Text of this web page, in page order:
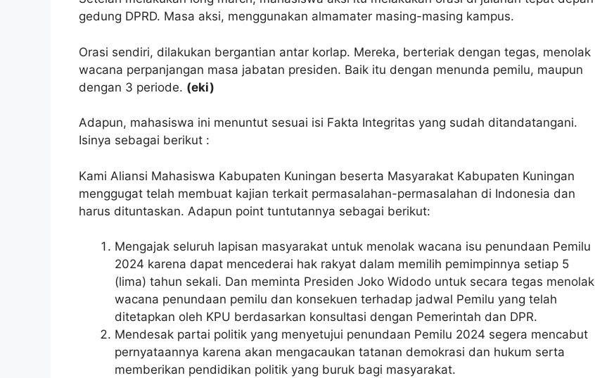
gedung DPRD. Masa aksi, menggunakan almamater masing-masing kampus.
Orasi sendiri, dilakukan bergantian antar korlap. Mereka, berteriak dengan tegas, menolak
wacana perpanjangan masa jabatan presiden. Baik itu dengan menunda pemilu, maupun
dengan 3 periode. (eki)
Adapun, mahasiswa ini menuntut sesuai isi Fakta Integritas yang sudah ditandatangani.
Isinya sebagai berikut :
Kami Aliansi Mahasiswa Kabupaten Kuningan beserta Masyarakat Kabupaten Kuningan
menggugat telah membuat kajian terkait permasalahan-permasalahan di Indonesia dan
harus dituntaskan. Adapun point tuntutannya sebagai berikut:
Mengajak seluruh lapisan masyarakat untuk menolak wacana isu penundaan Pemilu
2024 karena dapat mencederai hak rakyat dalam memilih pemimpinnya setiap 5
(lima) tahun sekali. Dan meminta Presiden Joko Widodo untuk secara tegas menolak
wacana penundaan pemilu dan konsekuen terhadap jadwal Pemilu yang telah
ditetapkan oleh KPU berdasarkan konsultasi dengan Pemerintah dan DPR.
Mendesak partai politik yang menyetujui penundaan Pemilu 2024 segera mencabut
pernyataannya karena akan mengacaukan tatanan demokrasi dan hukum serta
memberikan pendidikan politik yang buruk bagi masyarakat.